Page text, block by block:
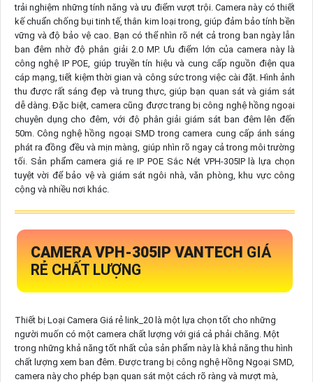
trải nghiệm những tính năng và ưu điểm vượt trội. Camera này có thiết
kế chuẩn chống bụi tinh tế, thân kim loại trong, giúp đảm bảo tính bền
vững và độ bảo vệ cao. Bạn có thể nhìn rõ nét cả trong ban ngày lẫn
ban đêm nhờ độ phân giải 2.0 MP. Ưu điểm lớn của camera này là
công nghệ IP POE, giúp truyền tín hiệu và cung cấp nguồn điện qua
cáp mạng, tiết kiệm thời gian và công sức trong việc cài đặt. Hình ảnh
thu được rất sáng đẹp và trung thực, giúp bạn quan sát và giám sát
dễ dàng. Đặc biệt, camera cũng được trang bị công nghệ hồng ngoại
chuyên dụng cho đêm, với độ phân giải giám sát ban đêm lên đến
50m. Công nghệ hồng ngoại SMD trong camera cung cấp ánh sáng
phát ra đồng đều và mịn màng, giúp nhìn rõ ngay cả trong môi trường
tối. Sản phẩm camera giá re IP POE Sắc Nét VPH-305IP là lựa chọn
tuyệt vời để bảo vệ và giám sát ngôi nhà, văn phòng, khu vực công
cộng và nhiều nơi khác.
CAMERAVPH-305IP VANTECH GIÁ
RẺ CHẤT LƯỢNG
Thiết bị Loại Camera Giá rẻ link_20 là một lựa chọn tốt cho những
người muốn có một camera chất lượng với giá cả phải chăng. Một
trong những khả năng tốt nhất của sản phẩm này là khả năng thu hình
chất lượng xem ban đêm. Được trang bị công nghệ Hồng Ngoại SMD,
camera này cho phép bạn quan sát một cách rõ ràng và mượt mà,